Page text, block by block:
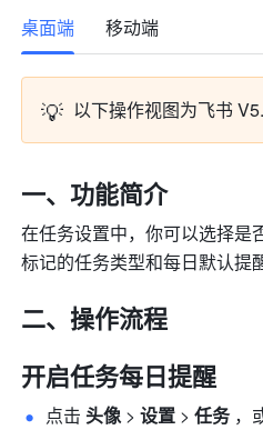
桌面端 移动端
💡 以下操作视图为飞书
一、功能简介
在任务设置中，你可以选择是
标记的任务类型和每日默认提
二、操作流程
开启任务每日提醒
点击 头像 > 设置 > 任务 ，